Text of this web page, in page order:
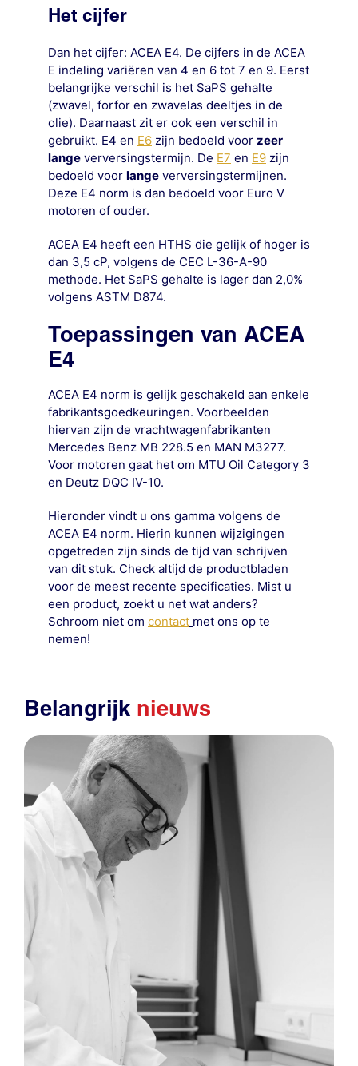
Het cijfer
Dan het cijfer: ACEA E4. De cijfers in de ACEA
E indeling variëren van 4 en 6 tot 7 en 9. Eerst
belangrijke verschil is het SaPS gehalte
(zwavel, forfor en zwavelas deeltjes in de
olie). Daarnaast zit er ook een verschil in
gebruikt. E4 en E6zijn bedoeld voor zeer
langeverversingstermijn. De E7 en E9zijn
bedoeld voor langeverversingstermijnen.
Deze E4 norm is dan bedoeld voor Euro V
motoren of ouder.
ACEA E4 heeft een HTHS die gelijk of hoger is
dan 3,5 cP, volgens de CEC L-36-A-90
methode. Het SaPS gehalte is lager dan 2,0%
volgens ASTM D874.
Toepassingen van ACEA
E4
ACEA E4 norm is gelijk geschakeld aan enkele
fabrikantsgoedkeuringen. Voorbeelden
hiervan zijn de vrachtwagenfabrikanten
Mercedes Benz MB 228.5 en MAN M3277.
Voor motoren gaat het om MTU Oil Category 3
en Deutz DQC IV-10.
Hieronder vindt u ons gamma volgens de
ACEA E4 norm. Hierin kunnen wijzigingen
opgetreden zijn sinds de tijd van schrijven
van dit stuk. Check altijd de productbladen
voor de meest recente specificaties. Mist u
een product, zoekt u net wat anders?
Schroom niet om contact met ons op te
nemen!
Belangrijk nieuws